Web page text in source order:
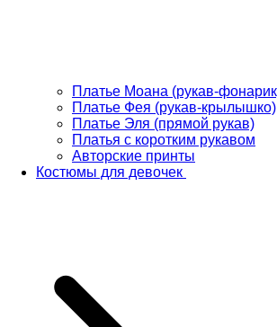
Платье Моана (рукав-
Платье Фея (рукав-крылышко)
Платье Эля (прямой рукав)
Платья с коротким рукавом
Авторские принты
Костюмы для девочек